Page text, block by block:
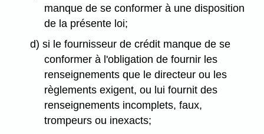
manque de se conformer à une disposition
de la présente loi;
d) si le fournisseur de crédit manque de se
conformer à l'obligation de fournir les
renseignements que le directeur ou les
règlements exigent, ou lui fournit des
renseignements incomplets, faux,
trompeurs ou inexacts;